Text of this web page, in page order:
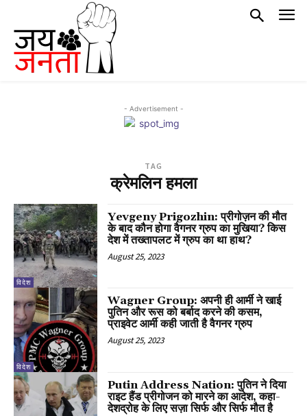
- Advertisement -
TAG
क्रेमलिन हमला
विदेश
Yevgeny Prigozhin: प्रीगोज़न की मौत
के बाद कौन होगा वैगनर ग्रुप का मुखिया? किस
देश में तख्तापलट में ग्रुप का था हाथ?
August 25, 2023
विदेश
Wagner Group: अपनी ही आर्मी ने खाई
पुतिन और रूस को बर्बाद करने की कसम,
प्राइवेट आर्मी कही जाती है वैगनर ग्रुप
August 25, 2023
Putin Address Nation: पुतिन ने दिया
राइट हैंड प्रीगोजन को मारने का आदेश, कहा-
देशद्रोह के लिए सज़ा सिर्फ और सिर्फ मौत है